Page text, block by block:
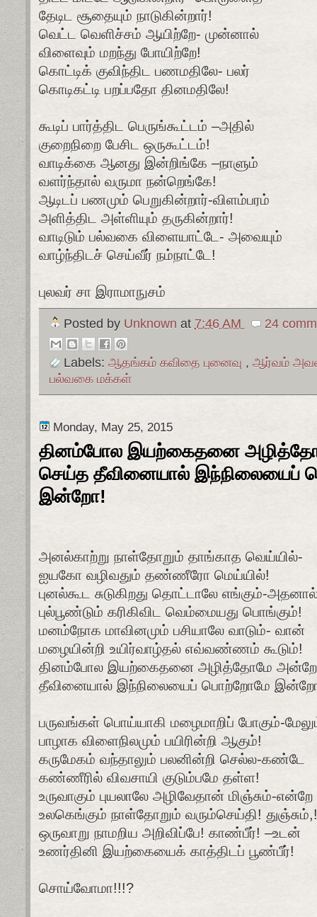
தேடிட சூதையும் நாடுகின்றார்!
வெட்ட வெளிச்சம் ஆயிற்றே- முன்னால்
விளைவும் மறந்து போயிற்றே!
கொட்டிக் குவிந்திட பணமதிலே- பலர்
கொடிகட்டி பறப்பதோ தினமதிலே!
கூடிப் பார்த்திட பெருங்கூட்டம் –அதில்
குறைநிறை பேசிட ஒருகூட்டம்!
வாடிக்கை ஆனது இன்றிங்கே –நாளும்
வளர்ந்தால் வருமா நன்றெங்கே!
ஆடிடப் பணமும் பெறுகின்றார்-விளம்பரம்
அளித்திட அள்ளியும் தருகின்றார்!
வாடிடும் பல்வகை விளையாட்டே- அவையும்
வாழ்ந்திடச் செய்வீர் நம்நாட்டே!
புலவர் சா இராமாநுசம்
Posted by Unknown at 7:46 AM 24
Labels: ஆதங்கம் கவிதை புனைவு , ஆர்வம்
பல்வகை மக்கள்
Monday, May 25, 2015
தினம்போல இயற்கைதனை
செய்த தீவினையால் இந்நிலையைப்
இன்றோ!
அனல்காற்று நாள்தோறும் தாங்காத வெய்யில்-
ஐயகோ வழிவதும் தண்ணீரோ மெய்யில்!
புனல்கூட சுடுகிறது தொட்டாலே எங்கும்-
புல்பூண்டும் கரிகிவிட வெம்மையது பொங்கும்!
மனம்நோக மாவினமும் பசியாலே வாடும்- வான்
மழையின்றி உயிர்வாழ்தல் எவ்வண்ணம் கூடும்!
தினம்போல இயற்கைதனை அழித்தோமே
தீவினையால் இந்நிலையைப் பொற்றோமே
பருவங்கள் பொய்யாகி மழைமாறிப் போகும்-
பாழாக விளைநிலமும் பயிரின்றி ஆகும்!
கருமேகம் வந்தாலும் பலனின்றி செல்ல-கண்டே
கண்ணீரில் விவசாயி குடும்பமே தள்ள!
உருவாகும் புயலாலே அழிவேதான் மிஞ்சும்-என்றே
உலகெங்கும் நாள்தோறும் வரும்செய்தி! துஞ்சும்,!
ஒருவாறு நாமறிய அறிவிப்பே! காண்பீர்! –உடன்
உணர்தினி இயற்கையைக் காத்திடப் பூண்பீர்!
சொய்வோமா!!!?